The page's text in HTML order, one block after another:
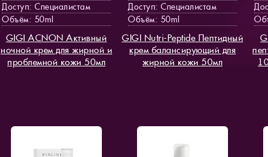
Доступ: Специалистам
Объём: 50ml
GIGI ACNON Активный
ночной крем для жирной и
проблемной кожи 50мл
Доступ: Специалистам
Объём: 50ml
GIGI Nutri-Peptide Пептидный
крем балансирующий для
жирной кожи 50мл